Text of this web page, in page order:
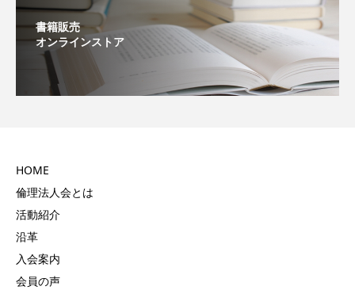
書籍販売
オンラインストア
HOME
倫理法人会とは
活動紹介
沿革
入会案内
会員の声